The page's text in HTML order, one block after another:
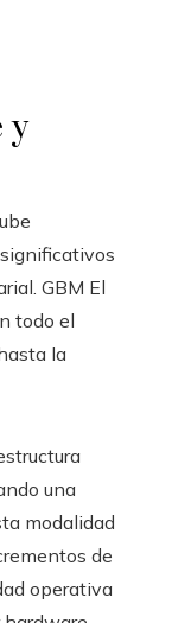
y
GBM El
todo el
la
una
modalidad
de
operativa